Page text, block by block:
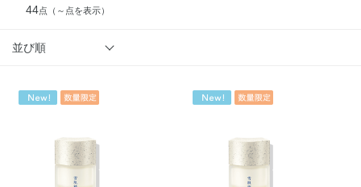
44点 （～点を表示）
並び順